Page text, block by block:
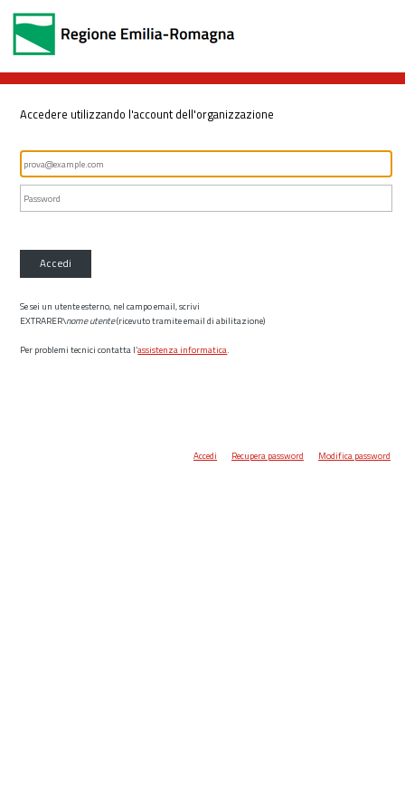
Accedere utilizzando l'account dell'organizzazione
Accedi
Se sei un utente esterno, nel campo email, scrivi
EXTRARER\nome utente(ricevuto tramite email di abilitazione)
Per problemi tecnici contatta l’assistenza informatica.
Accedi Recupera password Modifica password